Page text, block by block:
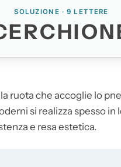
SOLUZIONE · 9 LETTERE
ruota che accoglie lo
si realizza spesso
e resa estetica.